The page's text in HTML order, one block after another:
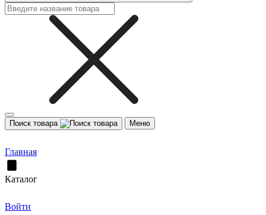
Поиск товара Меню
Главная
Каталог
Войти